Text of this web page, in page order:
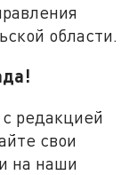
области.
редакцией
свои
на наши